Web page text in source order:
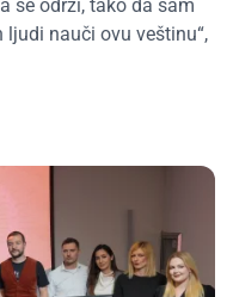
se održi, tako da sam
nauči ovu veštinu“,